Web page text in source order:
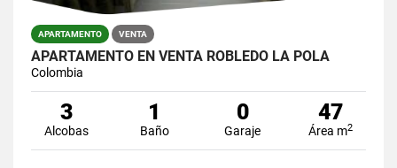
APARTAMENTO VENTA
APARTAMENTO EN VENTA ROBLEDO LA POLA
Colombia
3
Alcobas
1
Baño
0
Garaje
47
Área m2